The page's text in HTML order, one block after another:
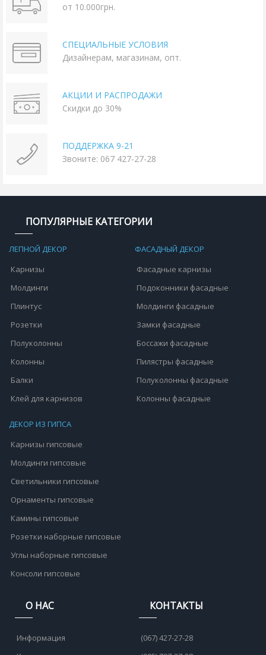
от 10.000грн.
СПЕЦИАЛЬНЫЕ УСЛОВИЯ
Дизайнерам, магазинам, опт.
АКЦИИ И РАСПРОДАЖИ
Скидки до 30%
ПОДДЕРЖКА 9-21
Звоните: 067 427-27-28
ПОПУЛЯРНЫЕ КАТЕГОРИИ
ЛЕПНОЙ ДЕКОР
Карнизы
Молдинги
Плинтус
Розетки
Полуколонны
Колонны
Балки
Клей для карнизов
ФАСАДНЫЙ ДЕКОР
Фасадные карнизы
Подоконники фасадные
Молдинги фасадные
Замки фасадные
Боссажи фасадные
Пилястры фасадные
Полуколонны фасадные
Колонны фасадные
ДЕКОР ИЗ ГИПСА
Карнизы гипсовые
Молдинги гипсовые
Светильники гипсовые
Орнаменты гипсовые
Камины гипсовые
Розетки наборные гипсовые
Углы наборные гипсовые
Консоли гипсовые
О НАС
Информация
КОНТАКТЫ
(067) 427-27-28